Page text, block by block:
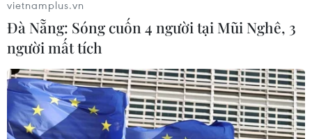
Virus H5N1 lây lan trong quần thể
chim bản địa tại Australia
29/07/2026 11:42
UNAIDS cảnh báo nguy cơ đại dịch
HIV/AIDS bùng phát trở lại
vietnamplus.vn
Đà Nẵng: Sóng cuốn 4 người tại Mũi Nghê, 3
người mất tích